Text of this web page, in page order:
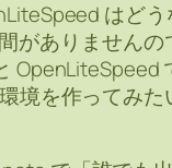
はどう
がありませんの
OpenLiteSpeed
境を作ってみた